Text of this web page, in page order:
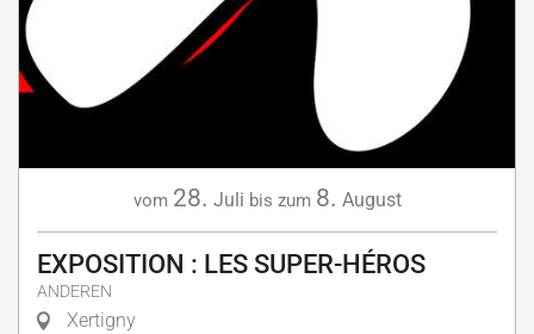
vom 28. Juli bis zum 8. August
EXPOSITION : LES SUPER-HÉROS
ANDEREN
Xertigny